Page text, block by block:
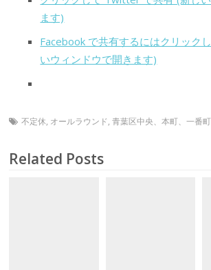
ます)
Facebook で共有するにはクリック
いウィンドウで開きます)
不定休, オールラウンド,青葉区中央、本町、一番
Related Posts